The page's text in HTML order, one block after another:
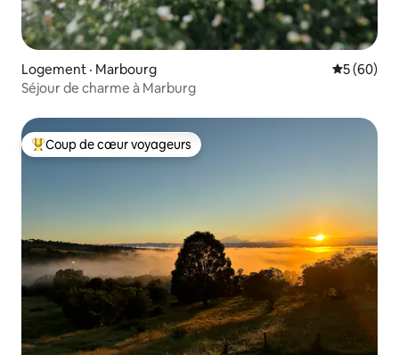
Logement · Marbourg Note
5 (60)
Séjour de charme à Marburg
Coup de cœur voyageurs parmi les plus aimés
Coup de cœur voyageurs